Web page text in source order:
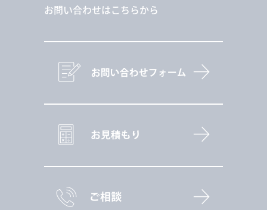
お問い合わせはこちらから